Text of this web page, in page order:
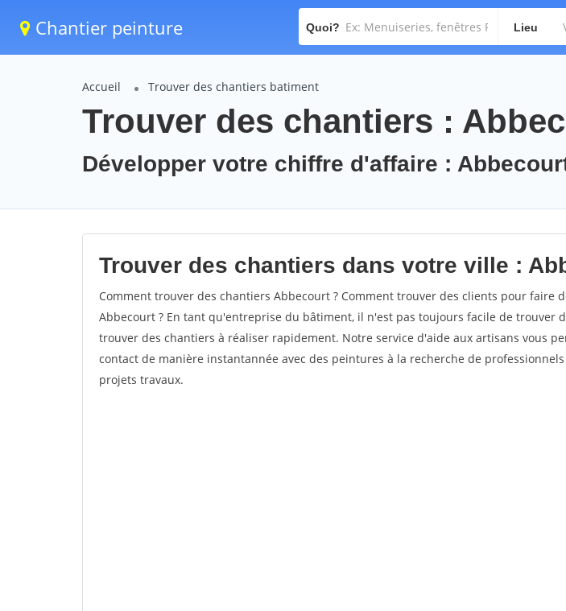
Chantier peinture Quoi? Lieu
Accueil Trouver des chantiers batiment
Trouver des chantiers :
Développer votre chiffre d'affaire :
Trouver des chantiers dans votre ville :
Comment trouver des chantiers Abbecourt ? Comment trouver des clients pour faire
Abbecourt ? En tant qu'entreprise du bâtiment, il n'est pas toujours facile de trouver
trouver des chantiers à réaliser rapidement. Notre service d'aide aux artisans vous
contact de manière instantannée avec des peintures à la recherche de
projets travaux.